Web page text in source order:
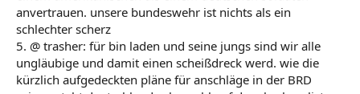
anvertrauen. unsere bundeswehr ist nichts als ein
schlechter scherz
5. @ trasher: für bin laden und seine jungs sind wir alle
ungläubige und damit einen scheißdreck werd. wie die
kürzlich aufgedeckten pläne für anschläge in der BRD